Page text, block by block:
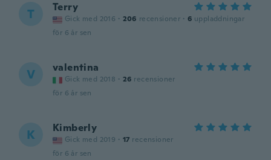
T Terry
Gick med 2016 · 206 recensioner · 6 uppladdningar
för 6 år sen
V valentina
Gick med 2018 · 26 recensioner
för 6 år sen
K Kimberly
Gick med 2019 · 17 recensioner
för 6 år sen